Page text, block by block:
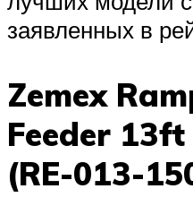
заявленных в
Zemex
Feeder
(RE-013-